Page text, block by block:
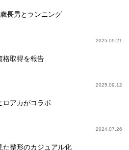
長男とランニング
2025.09.21
格取得を報告
2025.09.12
ロアカがコラボ
2024.07.26
た整形のカジュアル化